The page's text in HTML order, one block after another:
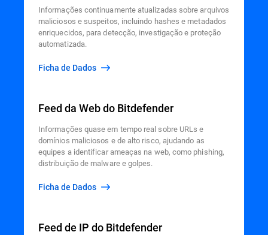
Informações continuamente atualizadas sobre arquivos
maliciosos e suspeitos, incluindo hashes e metadados
enriquecidos, para detecção, investigação e proteção
automatizada.
Ficha de Dados
Feed da Web do Bitdefender
Informações quase em tempo real sobre URLs e
domínios maliciosos e de alto risco, ajudando as
equipes a identificar ameaças na web, como phishing,
distribuição de malware e golpes.
Ficha de Dados
Feed de IP do Bitdefender